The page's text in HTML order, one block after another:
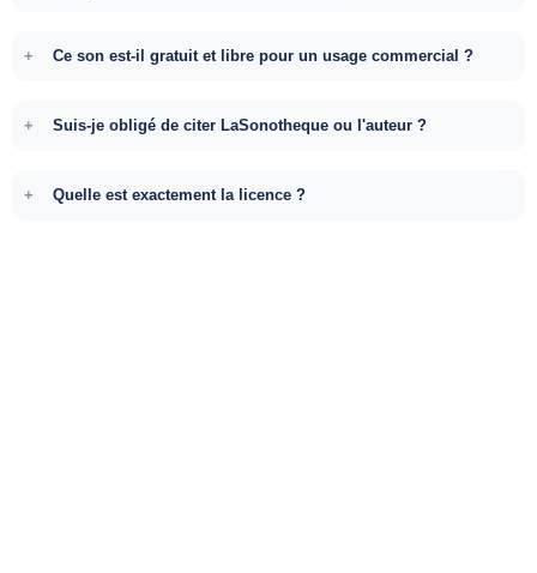
Ce son est-il gratuit et libre pour un usage commercial ?
Suis-je obligé de citer LaSonotheque ou l'auteur ?
Quelle est exactement la licence ?